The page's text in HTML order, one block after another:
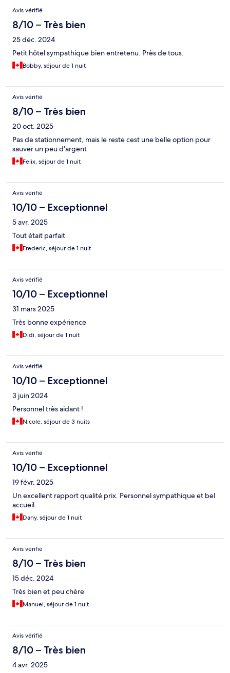
Avis vérifié
8/10 – Très bien
25 déc. 2024
Petit hôtel sympathique bien entretenu. Près de tous.
Bobby, séjour de 1 nuit
Avis vérifié
8/10 – Très bien
20 oct. 2025
Pas de stationnement, mais le reste cest une belle option pour
sauver un peu d'argent
Felix, séjour de 1 nuit
Avis vérifié
10/10 – Exceptionnel
5 avr. 2025
Tout était parfait
Frederic, séjour de 1 nuit
Avis vérifié
10/10 – Exceptionnel
31 mars 2025
Très bonne expérience
Didi, séjour de 1 nuit
Avis vérifié
10/10 – Exceptionnel
3 juin 2024
Personnel très aidant !
Nicole, séjour de 3 nuits
Avis vérifié
10/10 – Exceptionnel
19 févr. 2025
Un excellent rapport qualité prix. Personnel sympathique et bel
accueil.
Dany, séjour de 1 nuit
Avis vérifié
8/10 – Très bien
15 déc. 2024
Très bien et peu chère
Manuel, séjour de 1 nuit
Avis vérifié
8/10 – Très bien
4 avr. 2025